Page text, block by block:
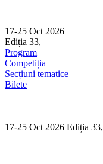
content
17-25 Oct 2026
Ediția 33,
Program
Competiția
Secțiuni tematice
Bilete
17-25 Oct 2026 Ediția 33,